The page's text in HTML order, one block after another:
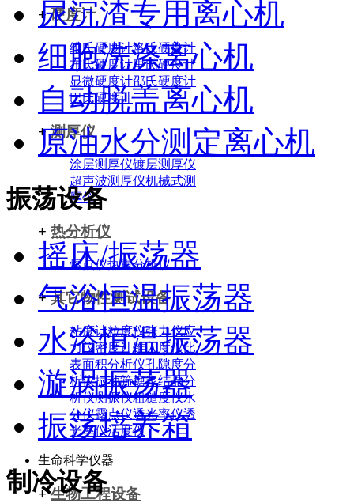
+硬度计
维氏硬度计洛氏硬度计
布氏硬度计里氏硬度计
显微硬度计邵氏硬度计
巴氏硬度计
+测厚仪
涂层测厚仪镀层测厚仪
超声波测厚仪机械式测
厚仪
+ 热分析仪
熔点仪热重分析仪
+其它物性测试设备
粘度计粒度仪张力仪应
力仪密度计锥入度仪比
表面积分析仪孔隙度分
析仪振动筛糖浆结晶分
析仪测振仪粗糙度仪水
分仪露点仪透光率仪透
光率仪活度仪
生命科学仪器
+生物工程设备
尿沉渣专用离心机
细胞洗涤离心机
自动脱盖离心机
原油水分测定离心机
振荡设备
摇床/振荡器
气浴恒温振荡器
水浴恒温振荡器
漩涡振荡器
振荡培养箱
制冷设备